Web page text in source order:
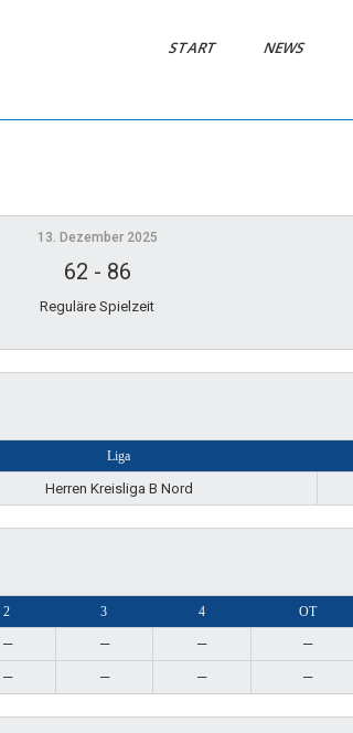
START NEWS
13. Dezember 2025
62 - 86
Reguläre Spielzeit
Liga
Herren Kreisliga B Nord
2 3 4 OT
— — — —
— — — —